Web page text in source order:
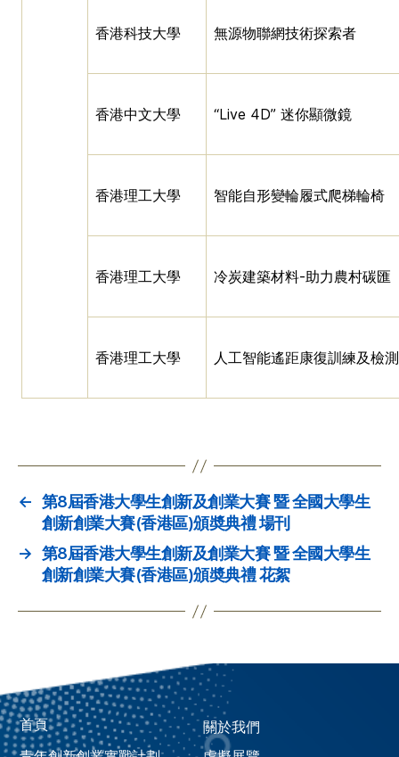
香港科技大學 無源物聯網技術探索者
香港中文大學 “Live 4D” 迷你顯微鏡
香港理工大學 智能自形變輪履式爬梯輪椅
香港理工大學 冷炭建築材料-助力農村碳匯
香港理工大學 人工智能遙距康復訓練及檢
← 第8屆香港大學生創新及創業大賽 暨 全國大學生
創新創業大賽(香港區)頒奬典禮 場刊
→ 第8屆香港大學生創新及創業大賽 暨 全國大學生
創新創業大賽(香港區)頒奬典禮 花絮
首頁
關於我們